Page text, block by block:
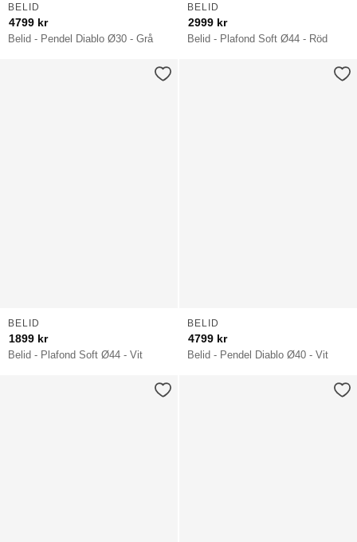
Belid - Pendel Diablo Ø30 - Grå
BELID
4799 kr
Belid - Plafond Soft Ø44 - Röd
BELID
2999 kr
Belid - Plafond Soft Ø44 - Vit
BELID
1899 kr
Belid - Pendel Diablo Ø40 - Vit
BELID
4799 kr